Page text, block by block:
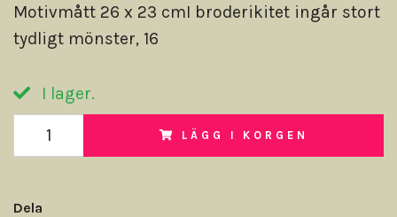
Motivmått 26 x 23 cmI broderikitet ingår stort
tydligt mönster, 16
I lager.
LÄGG I KORGEN
Dela